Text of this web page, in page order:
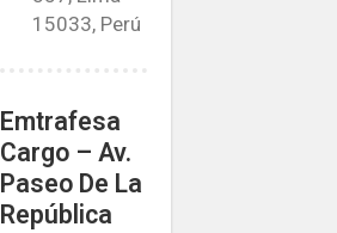
15033, Perú
Emtrafesa
Cargo – Av.
Paseo De La
República